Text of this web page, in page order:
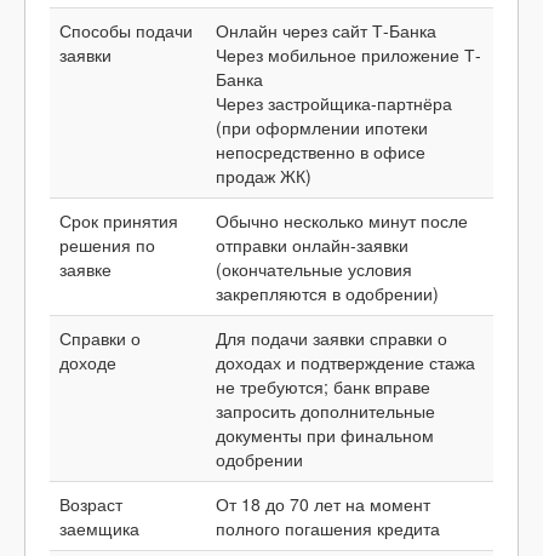
Способы подачи
заявки
Онлайн через сайт Т-Банка
Через мобильное приложение Т-
Банка
Через застройщика-партнёра
(при оформлении ипотеки
непосредственно в офисе
продаж ЖК)
Срок принятия
решения по
заявке
Обычно несколько минут после
отправки онлайн-заявки
(окончательные условия
закрепляются в одобрении)
Справки о
доходе
Для подачи заявки справки о
доходах и подтверждение стажа
не требуются; банк вправе
запросить дополнительные
документы при финальном
одобрении
Возраст
заемщика
От 18 до 70 лет на момент
полного погашения кредита